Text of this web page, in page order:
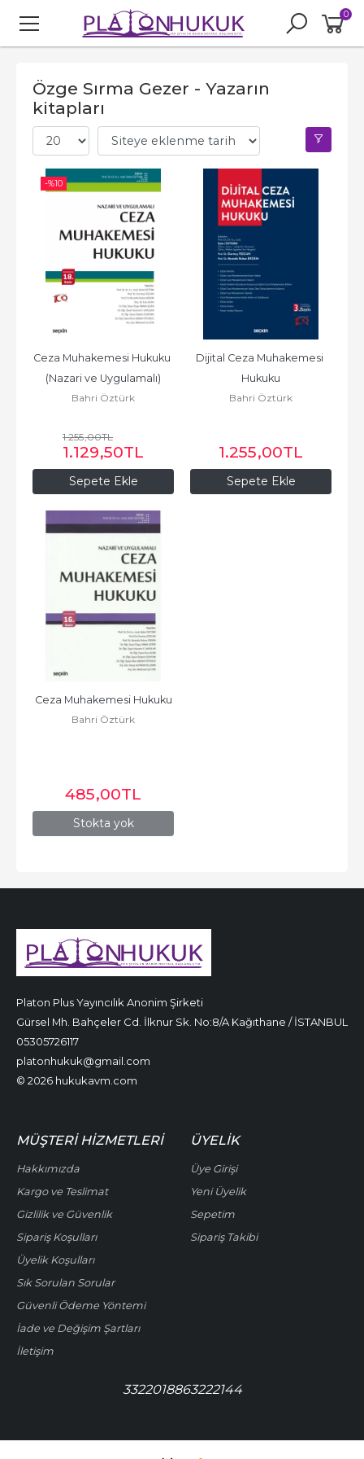
0
Özge Sırma Gezer - Yazarın
kitapları
-%10
Sepete Ekle
Ceza Muhakemesi Hukuku
(Nazari ve Uygulamalı)
Bahri Öztürk
1.255,00TL
1.129,50TL
Sepete Ekle
Dijital Ceza Muhakemesi
Hukuku
Bahri Öztürk
1.255,00TL
Stokta yok
Ceza Muhakemesi Hukuku
Bahri Öztürk
485,00TL
Platon Plus Yayıncılık Anonim Şirketi
Gürsel Mh. Bahçeler Cd. İlknur Sk. No:8/A Kağıthane / İSTANBUL
05305726117
platonhukuk@gmail.com
© 2026 hukukavm.com
MÜŞTERI HIZMETLERI
Hakkımızda
Kargo ve Teslimat
Gizlilik ve Güvenlik
Sipariş Koşulları
Üyelik Koşulları
Sık Sorulan Sorular
Güvenli Ödeme Yöntemi
İade ve Değişim Şartları
İletişim
ÜYELIK
Üye Girişi
Yeni Üyelik
Sepetim
Sipariş Takibi
3322018863222144